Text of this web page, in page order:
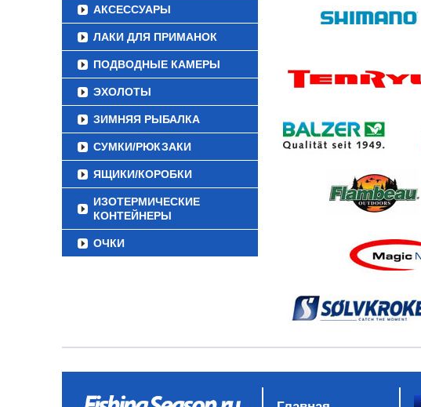
АКСЕССУАРЫ
ЛАКИ ДЛЯ ПРИМАНОК
ПОДВОДНЫЕ КАМЕРЫ
ЭХОЛОТЫ
ЗИМНЯЯ РЫБАЛКА
СУМКИ/РЮКЗАКИ
ЯЩИКИ/КОРОБКИ
ИЗОТЕРМИЧЕСКИЕ
КОНТЕЙНЕРЫ
ОЧКИ